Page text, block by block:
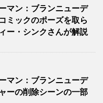
マン：ブランニューデ
ミックのポーズを取ら
ー・シンクさんが解説
マン：ブランニューデ
ーの削除シーンの一部